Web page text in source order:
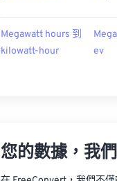
Megawatt hours 到
kilowatt-hour
ev
您的數據，我